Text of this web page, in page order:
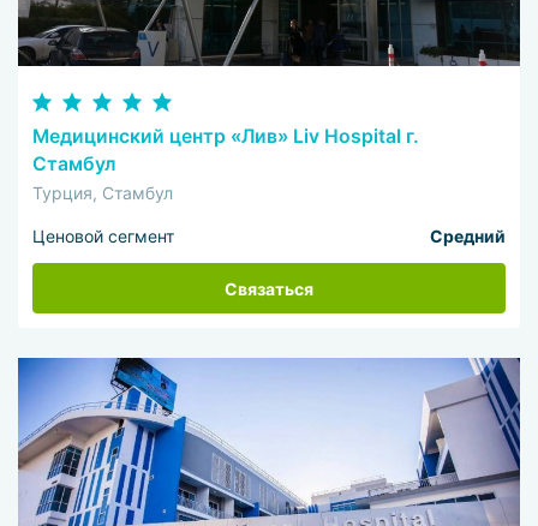
Медицинский центр «Лив» Liv Hospital г.
Стамбул
Турция, Стамбул
Ценовой сегмент Средний
Связаться